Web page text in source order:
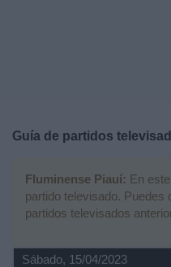
Guía de partidos
Fluminense Piauí: En
partido televisado. Puedes
partidos televisados
Sábado, 15/04/2023
Noticias
Widget